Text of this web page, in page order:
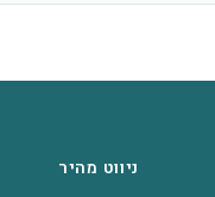
ניווט מהיר